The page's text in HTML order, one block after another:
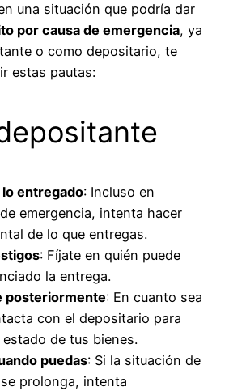
una situación que podría dar
por causa de emergencia, ya
o como depositario, te
estas pautas:
entregado: Incluso en
emergencia, intenta hacer
de lo que entregas.
: Fíjate en quién puede
la entrega.
posteriormente: En cuanto sea
con el depositario para
de tus bienes.
puedas: Si la situación de
prolonga, intenta